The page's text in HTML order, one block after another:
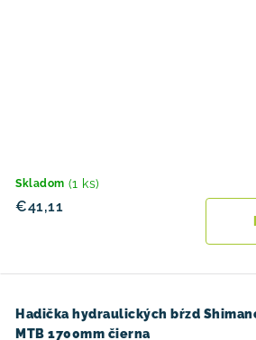
Skladom (1 ks)
€41,11
Hadička hydraulických bŕzd
MTB 1700mm čierna